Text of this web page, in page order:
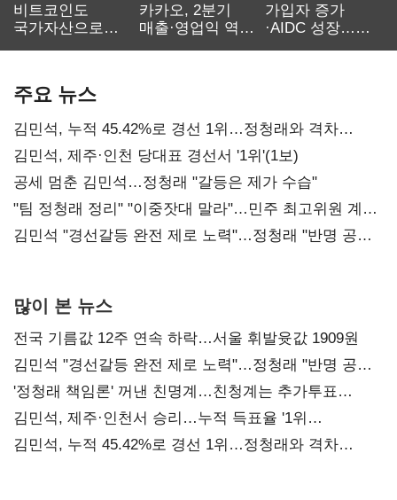
비트코인도
국가자산으로…'
카카오, 2분기
매출·영업익 역대
가입자 증가
·AIDC 성장…
주요 뉴스
김민석, 누적 45.42%로 경선 1위…정청래와 격차
0.86%p(2보)
김민석, 제주·인천 당대표 경선서 '1위'(1보)
공세 멈춘 김민석…정청래 "갈등은 제가 수습"
"팀 정청래 정리" "이중잣대 말라"…민주 최고위원 계파
다툼 격화
김민석 "경선갈등 완전 제로 노력"…정청래 "반명 공세
많이 본 뉴스
전국 기름값 12주 연속 하락…서울 휘발윳값 1909원
김민석 "경선갈등 완전 제로 노력"…정청래 "반명 공세
사과부터"
'정청래 책임론' 꺼낸 친명계…친청계는 추가투표
때리기
김민석, 제주·인천서 승리…누적 득표율 '1위
탈환'(종합)
김민석, 누적 45.42%로 경선 1위…정청래와 격차